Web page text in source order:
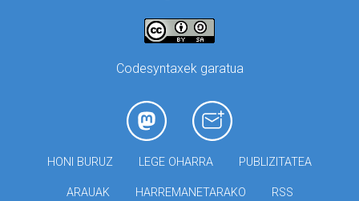
Codesyntaxek garatua
HONI BURUZ LEGE OHARRA PUBLIZITATEA
ARAUAK HARREMANETARAKO RSS